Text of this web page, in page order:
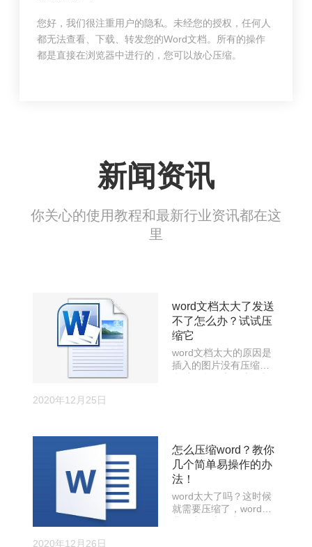
您好，我们很注重用户的隐私。未经您的授权，任何人
都无法查看、下载、转发您的Word文档。所有的操作
都是直接在浏览器中进行的，您可以放心压缩。
新闻资讯
你关心的使用教程和最新行业资讯都在这
里
word文档太大了发送
不了怎么办？试试压
缩它
word文档太大的原因是
插入的图片没有压缩，
所以很多用户在编辑文
2020年12月25日
怎么压缩word？教你
几个简单易操作的办
法！
word太大了吗？这时候
就需要压缩了，word是
我们办公中经常会用到
2020年12月26日